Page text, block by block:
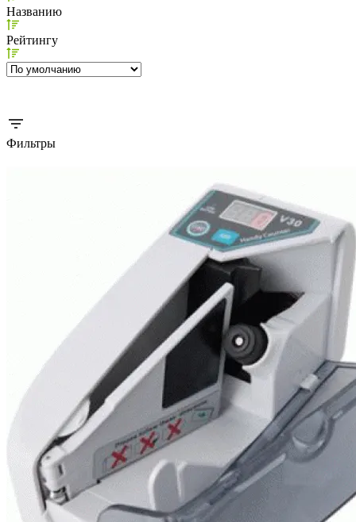
Названию
Рейтингу
Фильтры